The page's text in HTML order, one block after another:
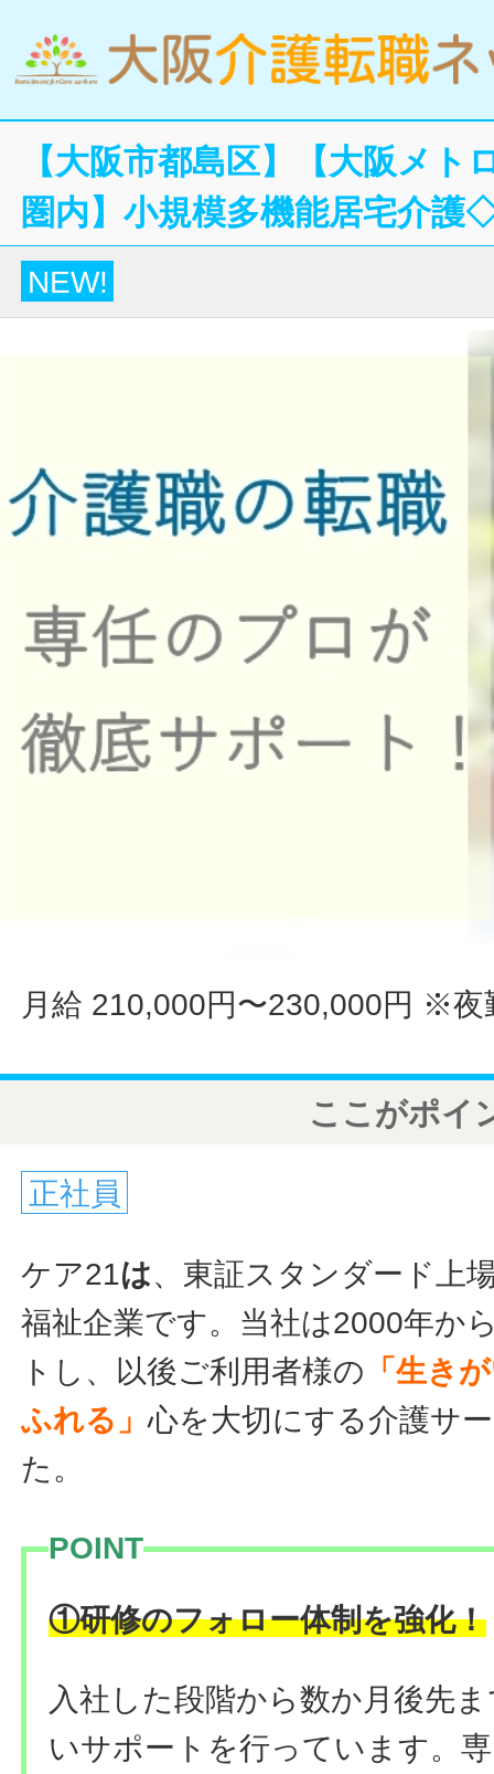
【大阪市都島区】【大阪メト
圏内】小規模多機能居宅介護
NEW!
月給 210,000円〜230,000円 ※夜
ここがポイ
正社員
ケア21は、東証スタンダード上
福祉企業です。当社は2000年か
トし、以後ご利用者様の 「生き
ふれる」心を大切にする介護サ
た。
POINT
①研修のフォロー体制を強化！
入社した段階から数か月後先
いサポートを行っています。